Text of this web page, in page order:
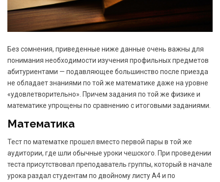
Без сомнения, приведенные ниже данные очень важны для
понимания необходимости изучения профильных предметов
абитуриентами — подавляющее большинство после приезда
не обладает знаниями по той же математике даже на уровне
«удовлетворительно». Причем задания по той же физике и
математике упрощены по сравнению с итоговыми заданиями.
Математика
Тест по математке прошел вместо первой пары в той же
аудитории, где шли обычные уроки чешского. При проведении
теста присутствовал преподаватель группы, который в начале
урока раздал студентам по двойному листу А4 и по